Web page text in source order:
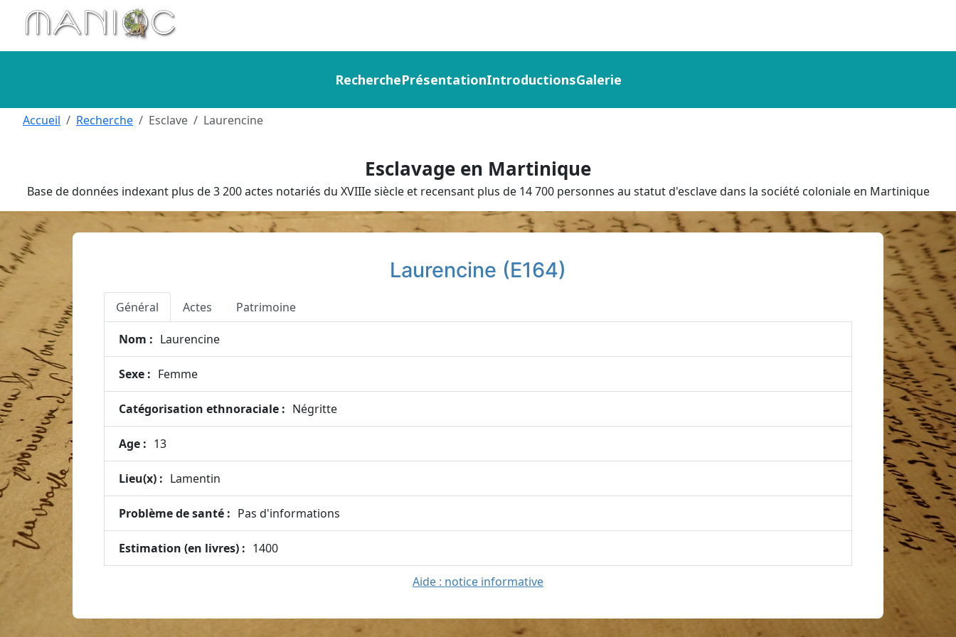
Aller au contenu principal
RecherchePrésentationIntroductionsGalerie
Esclavage en Martinique
Base de données indexant plus de 3 200 actes notariés du XVIIIe siècle et recensant plus de 14 700 personnes au statut d'esclave dans la société coloniale en Martinique
Accueil Recherche Esclave Laurencine
Laurencine (E164)
Général Actes Patrimoine
Nom : Laurencine
Sexe : Femme
Catégorisation ethnoraciale : Négritte
Age : 13
Lieu(x) : Lamentin
Problème de santé : Pas d'informations
Estimation (en livres) : 1400
Aide : notice informative